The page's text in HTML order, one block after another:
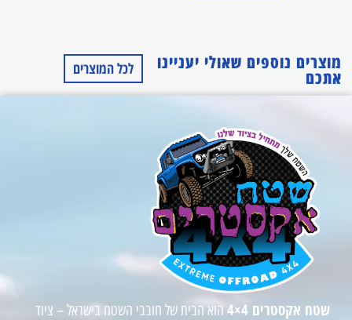
מוצרים נוספים שאולי יעניינו
אתכם לכל המוצרים
שטח אקסטרים 4×4 הוא הבית של חובבי השטח בישראל – ציוד